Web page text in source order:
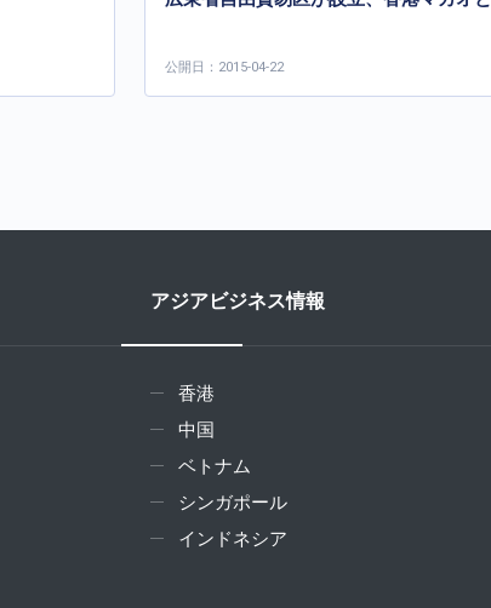
公開日：2015-04-22
アジアビジネス情報
香港
中国
ベトナム
シンガポール
インドネシア